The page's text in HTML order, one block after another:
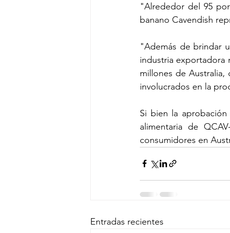
"Alrededor del 95
banano Cavendish
"Además de brindar
industria exportadora
millones de
involucrados en la
Si bien la
alimentaria de
consumidores en
Entradas recientes